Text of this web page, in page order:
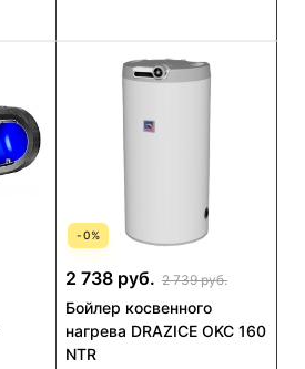
-0%
2 738 руб. 2 739 руб.
Бойлер косвенного
нагрева DRAZICE OKC 160
NTR